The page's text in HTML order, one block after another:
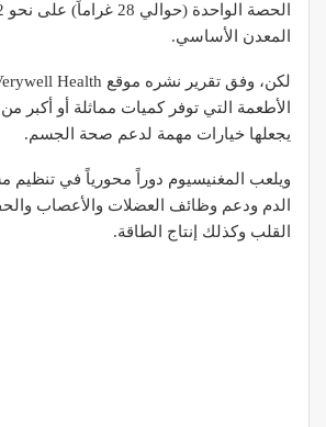
المعدن الأساسي.
الأطعمة التي توفر كميات مماثلة أو أكبر
يجعلها خيارات مهمة لدعم صحة الجسم.
ويلعب المغنيسيوم دوراً محورياً في
الدم ودعم وظائف العضلات والأعصاب
القلب وكذلك إنتاج الطاقة.